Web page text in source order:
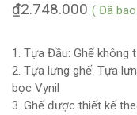
2.748.000
₫ ( Đã
1. Tựa Đầu: Ghế không
2. Tựa lưng ghế: Tựa
bọc Vynil
3. Ghế được thiết kế